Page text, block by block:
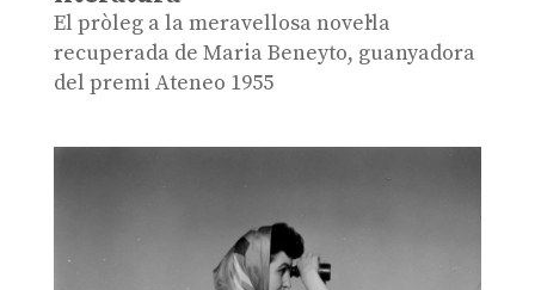
El pròleg a la meravellosa novel·la
recuperada de Maria Beneyto, guanyadora
del premi Ateneo 1955